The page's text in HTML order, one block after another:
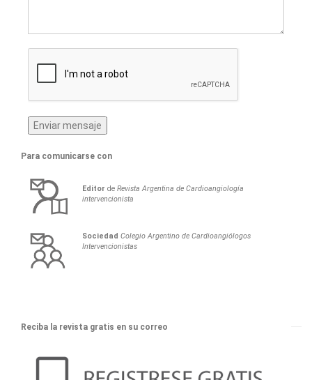
Para comunicarse con
Editor deRevista Argentina de Cardioangiología
intervencionista
Sociedad Colegio Argentino de Cardioangiólogos
Intervencionistas
Reciba la revista gratis en su correo